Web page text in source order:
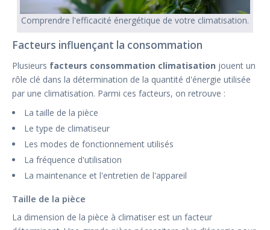
Comprendre l'efficacité énergétique de votre climatisation.
Facteurs influençant la consommation
Plusieurs facteurs consommation climatisation jouent un
rôle clé dans la détermination de la quantité d'énergie utilisée
par une climatisation. Parmi ces facteurs, on retrouve :
La taille de la pièce
Le type de climatiseur
Les modes de fonctionnement utilisés
La fréquence d'utilisation
La maintenance et l'entretien de l'appareil
Taille de la pièce
La dimension de la pièce à climatiser est un facteur